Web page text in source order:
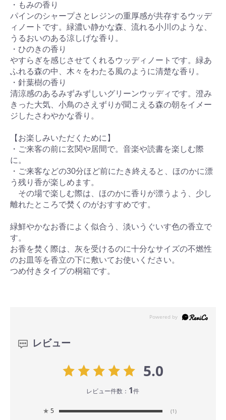
・もみの香り
パインのシャープさとレジンの重厚感が共存するウッデ
ィノートです。緑濃い静かな森、流れる小川のような、
うるおいのある涼しげな香り。
・ひのきの香り
やすらぎを感じさせてくれるウッディノートです。緑あ
ふれる森の中、木々をわたる風のように清楚な香り。
・針葉樹の香り
清涼感のあるみずみずしいグリーンウッディです。澄み
きった大気、小鳥のさえずりが聞こえる森の朝をイメー
ジしたさわやかな香り。
【お楽しみいただくために】
・ご来客の前に玄関や居間で。音楽や読書を楽しむ際
に。
・ご来客などの30分ほど前にたき終えると、ほのかに漂
う残り香が楽しめます。
その場で楽しむ際は、ほのかに香りが漂うよう、少し
離れたところで焚くのがおすすめです。
緑鮮やかなお香によく似合う、淡いうぐいす色の香立で
す。
お香を焚く際は、灰を受けるのに十分なサイズの不燃性
のお皿等を香立の下に敷いてお使いください。
つめ付きタイプの桐箱です。
レビュー
5.0
レビュー件数： 1件
★ 5 (1)